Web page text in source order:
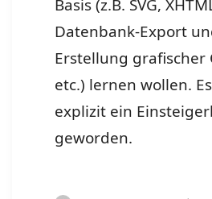
Basis (z.B. SVG,
Datenbank-Export
Erstellung grafischer
etc.) lernen wollen.
explizit ein
geworden.